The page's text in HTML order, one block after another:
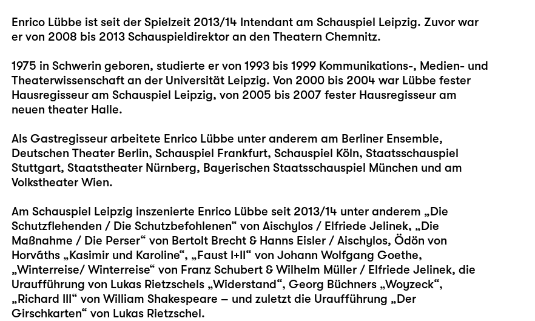
Enrico Lübbe ist seit der Spielzeit 2013/14 Intendant am Schauspiel Leipzig. Zuvor war
er von 2008 bis 2013 Schauspieldirektor an den Theatern Chemnitz.
1975 in Schwerin geboren, studierte er von 1993 bis 1999 Kommunikations-, Medien- und
Theaterwissenschaft an der Universität Leipzig. Von 2000 bis 2004 war Lübbe fester
Hausregisseur am Schauspiel Leipzig, von 2005 bis 2007 fester Hausregisseur am
neuen theater Halle.
Als Gastregisseur arbeitete Enrico Lübbe unter anderem am Berliner Ensemble,
Deutschen Theater Berlin, Schauspiel Frankfurt, Schauspiel Köln, Staatsschauspiel
Stuttgart, Staatstheater Nürnberg, Bayerischen Staatsschauspiel München und am
Volkstheater Wien.
Am Schauspiel Leipzig inszenierte Enrico Lübbe seit 2013/14 unter anderem „Die
Schutzflehenden / Die Schutzbefohlenen“ von Aischylos / Elfriede Jelinek, „Die
Maßnahme / Die Perser“ von Bertolt Brecht & Hanns Eisler / Aischylos, Ödön von
Horváths „Kasimir und Karoline“, „Faust I+II“ von Johann Wolfgang Goethe,
„Winterreise/ Winterreise“ von Franz Schubert & Wilhelm Müller / Elfriede Jelinek, die
Uraufführung von Lukas Rietzschels „Widerstand“, Georg Büchners „Woyzeck“,
„Richard III“ von William Shakespeare – und zuletzt die Uraufführung „Der
Girschkarten“ von Lukas Rietzschel.